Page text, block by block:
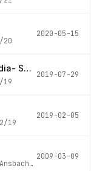
20
2020-05-15
PMS GmbH Offsetdruck Print-Media- Solution
19
2019-07-29
19
2019-02-05
Ansbach· Az.
2009-03-09